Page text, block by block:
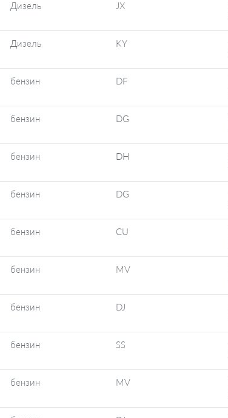
Дизель JX
Дизель KY
бензин DF
бензин DG
бензин DH
бензин DG
бензин CU
бензин MV
бензин DJ
бензин SS
бензин MV